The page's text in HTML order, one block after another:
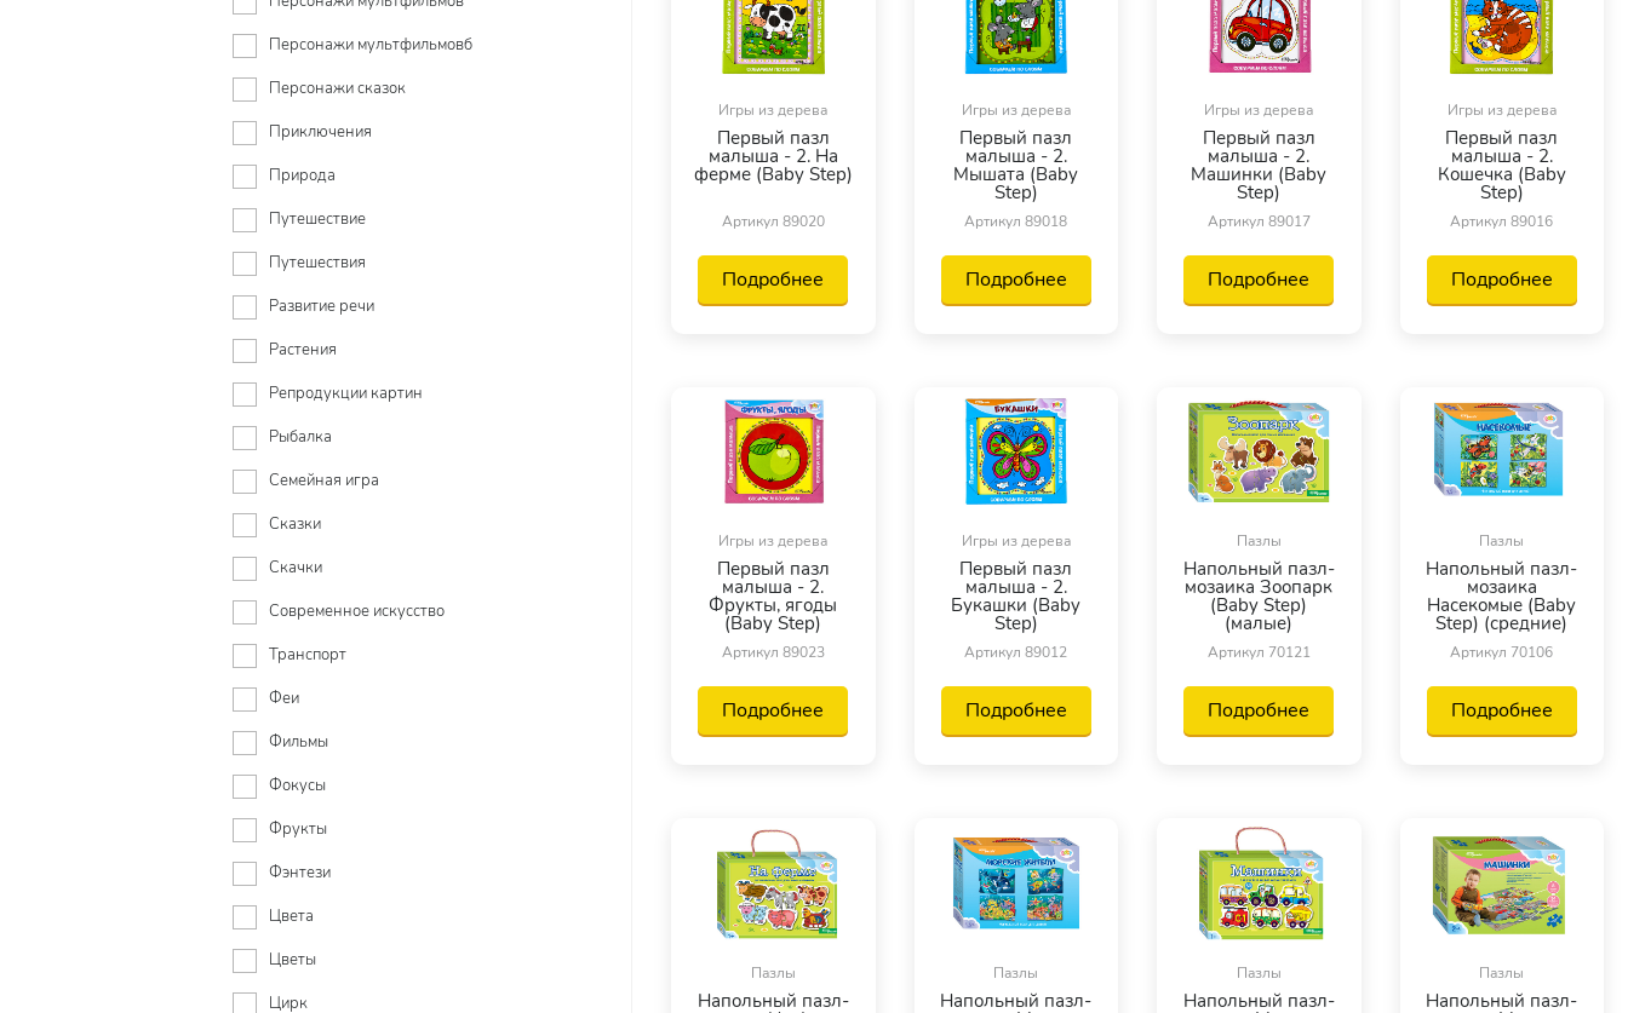
Игры из дерева
Первый пазл
малыша - 2. На
ферме (Baby Step)
Артикул 89020
Подробнее
Игры из дерева
Первый пазл
малыша - 2.
Мышата (Baby
Step)
Артикул 89018
Подробнее
Игры из дерева
Первый пазл
малыша - 2.
Машинки (Baby
Step)
Артикул 89017
Подробнее
Игры из дерева
Первый пазл
малыша - 2.
Кошечка (Baby
Step)
Артикул 89016
Подробнее
Игры из дерева
Первый пазл
малыша - 2.
Фрукты, ягоды
(Baby Step)
Артикул 89023
Подробнее
Игры из дерева
Первый пазл
малыша - 2.
Букашки (Baby
Step)
Артикул 89012
Подробнее
Пазлы
Напольный пазл-
мозаика Зоопарк
(Baby Step)
(малые)
Артикул 70121
Подробнее
Пазлы
Напольный пазл-
мозаика
Насекомые (Baby
Step) (средние)
Артикул 70106
Подробнее
Пазлы
Напольный пазл-
Пазлы
Напольный пазл-
Пазлы
Напольный пазл-
Пазлы
Напольный пазл-
Персонажи мультфильмовб
Персонажи сказок
Приключения
Природа
Путешествие
Путешествия
Развитие речи
Растения
Репродукции картин
Рыбалка
Семейная игра
Сказки
Скачки
Современное искусство
Транспорт
Феи
Фильмы
Фокусы
Фрукты
Фэнтези
Цвета
Цветы
Цирк